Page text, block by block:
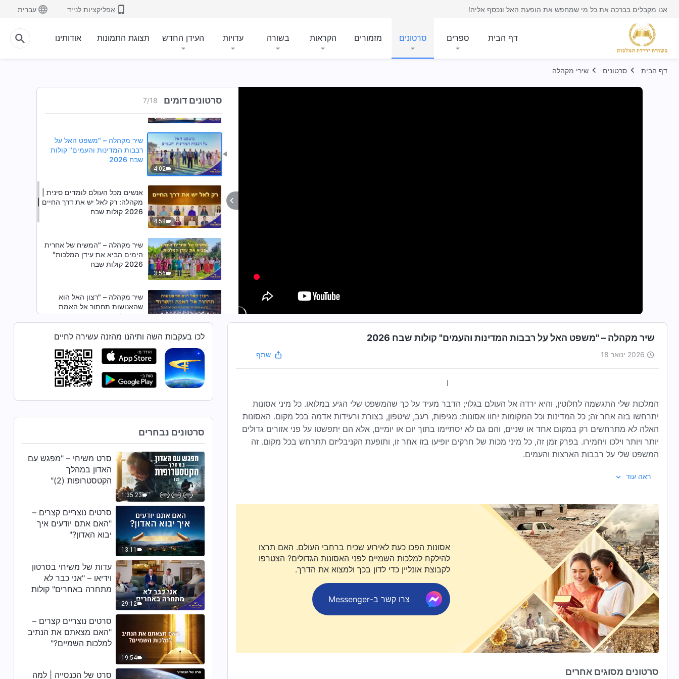
אנו מקבלים בברכה את כל מי שמחפש את הופעת האל ונכסף אליה! אפליקציות לנייד עברית
דף הבית ספרים סרטונים מזמורים הקראות בשורה עדויות העידן החדש תצוגת התמונות אודותינו
דף הבית סרטונים שירי מקהלה
סרטונים דומים 7/18
שיר מקהלה – "האל מחפש את ליבך
6:48
אנשים מכל העולם לומדים סינית |
דקלום ומקהלה: שימו לב לגורל
4:02
שיר מקהלה – "משפט האל על
רבבות המדינות והעמים" קולות
שבח 2026
4:58
אנשים מכל העולם לומדים סינית |
מקהלה: רק לאל יש את דרך החיים |
2026 קולות שבח
3:56
שיר מקהלה – "המשיח של אחרית
הימים הביא את עידן המלכות"
2026 קולות שבח
שיר מקהלה – "רצון האל הוא
שהאנושות תחתור אל האמת
ותשרוד"
5:18
שיר מקהלה – "המשיח של אחרית
הימים הוא שער האדם אל המלכות"
5:50
שיר מקהלה – "רק לאלוהים יש את
5:46
שיר מקהלה – "שיר המתגברים"
9:57
שיר מקהלה – "איש אינו מודע לבואו
של האלוהים"
9:32
שיר מקהלה – "לאל בהתגלמותו יש
אנושיות ואף יותר מכך אלוהיות"
8:09
שיר משיחי – "אלוהים הופיע במזרח
העולם בתהילתו"
שיר משיחי – "משפט האל מתגלה
במלואו"
שיר מקהלה – "משפט האל על רבבות המדינות והעמים" קולות שבח 2026
2026 ינואר 18 שתף
I
המלכות שלי התגשמה לחלוטין, והיא ירדה אל העולם בגלוי; הדבר מעיד על כך שהמשפט שלי הגיע במלואו. כל מיני אסונות
יתרחשו בזה אחר זה; כל המדינות וכל המקומות יחוו אסונות: מגיפות, רעב, שיטפון, בצורת ורעידות אדמה בכל מקום. האסונות
האלה לא מתרחשים רק במקום אחד או שניים, והם גם לא יסתיימו בתוך יום או יומיים, אלא הם יתפשטו על פני אזורים גדולים
יותר ויותר וילכו ויחמירו. בפרק זמן זה, כל מיני מכות של חרקים יופיעו בזו אחר זו, ותופעת הקניבליזם תתרחש בכל מקום. זה
המשפט שלי על רבבות הארצות והעמים.
האסונות, ואם לא תהיו זהירים וערניים, תאבדו את החלק שאתם ראויים לו. האם אינכם מפחדים? שמי מתפשט אל כל הדתות,
אל כל תחומי החיים, אל כל האומות ואל כל הפלגים. זו עבודתי שמתבצעת באופן מסודר, ובקשר הדוק. הכול קורה על-פי
הסידור החכם שלי. אני רוצה רק שתהיו מסוגלים ללכת בעקבותיי מקרוב ולהתקדם בכל צעד.
מתוך: הדבר, כרך ראשון – הופעתו של האל ועבודתו, אמירותיו של ה משיחבראשית, פרק 65
ראה עוד
אסונות הפכו כעת לאירוע שכיח ברחבי העולם. האם תרצו
להילקח למלכות השמיים לפני האסונות הגדולים? הצטרפו
לקבוצת אונליין כדי לדון בכך ולמצוא את הדרך.
צרו קשר ב-Messenger
סרטונים מסוגים אחרים
לכו בעקבות השה ותיהנו מהזנה עשירה לחיים
סרטונים נבחרים
1:35:23
סרט משיחי – "מפגש עם
האדון במהלך
הקטסטרופות (2)"
13:11
סרטים נוצריים קצרים –
"האם אתם יודעים איך
יבוא האדון?"
29:12
עדות של משיחי בסרטון
וידיאו – "אני כבר לא
מתחרה באחרים" קולות
19:54
סרטים נוצריים קצרים –
"האם מצאתם את הנתיב
למלכות השמיים?"
סרט של הכנסייה | למה